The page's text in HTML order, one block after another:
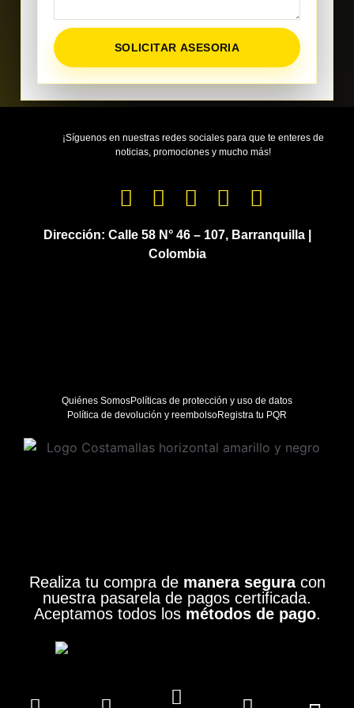
SOLICITAR ASESORIA
¡Síguenos en nuestras redes sociales para que te enteres de
noticias, promociones y mucho más!
Dirección: Calle 58 N° 46 – 107, Barranquilla |
Colombia
Quiénes SomosPolíticas de protección y uso de datos
Política de devolución y reembolsoRegistra tu PQR
Realiza tu compra de manera seguracon
nuestra pasarela de pagos certificada.
Aceptamos todos los métodos de pago.